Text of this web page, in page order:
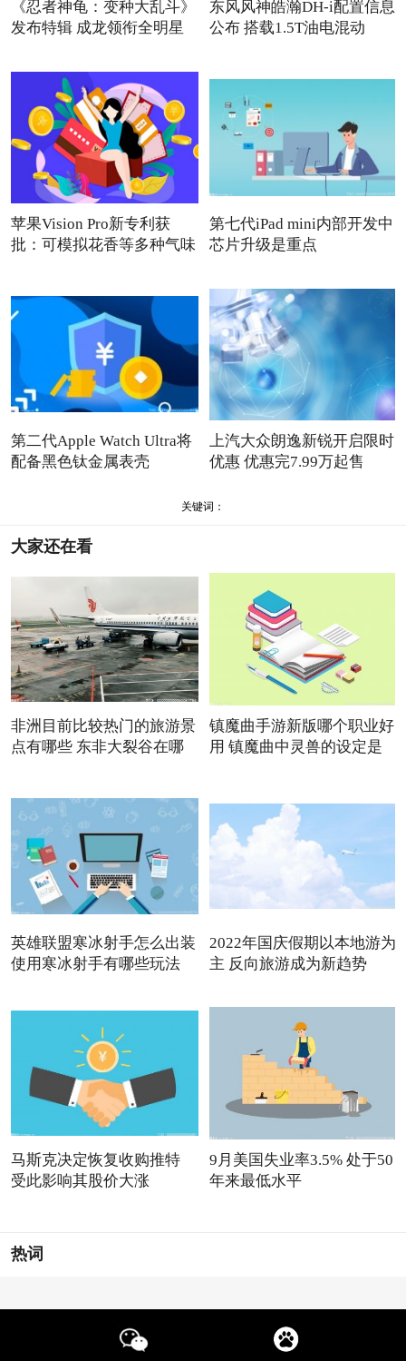
《忍者神龟：变种大乱斗》
发布特辑 成龙领衔全明星
东风风神皓瀚DH-i配置信息
公布 搭载1.5T油电混动
苹果Vision Pro新专利获
批：可模拟花香等多种气味
第七代iPad mini内部开发中
芯片升级是重点
第二代Apple Watch Ultra将
配备黑色钛金属表壳
上汽大众朗逸新锐开启限时
优惠 优惠完7.99万起售
关键词：
大家还在看
非洲目前比较热门的旅游景
点有哪些 东非大裂谷在哪
镇魔曲手游新版哪个职业好
用 镇魔曲中灵兽的设定是
英雄联盟寒冰射手怎么出装
使用寒冰射手有哪些玩法
2022年国庆假期以本地游为
主 反向旅游成为新趋势
马斯克决定恢复收购推特
受此影响其股价大涨
9月美国失业率3.5% 处于50
年来最低水平
热词